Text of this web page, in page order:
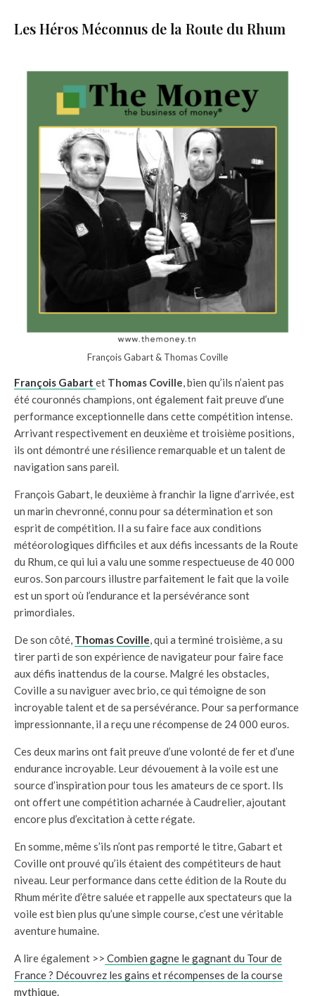
Les Héros Méconnus de la Route du Rhum
François Gabart & Thomas Coville
François Gabart et Thomas Coville , bien qu’ils n’aient pas
été couronnés champions, ont également fait preuve d’une
performance exceptionnelle dans cette compétition intense.
Arrivant respectivement en deuxième et troisième positions,
ils ont démontré une résilience remarquable et un talent de
navigation sans pareil.
François Gabart, le deuxième à franchir la ligne d’arrivée, est
un marin chevronné, connu pour sa détermination et son
esprit de compétition. Il a su faire face aux conditions
météorologiques difficiles et aux défis incessants de la Route
du Rhum, ce qui lui a valu une somme respectueuse de 40 000
euros. Son parcours illustre parfaitement le fait que la voile
est un sport où l’endurance et la persévérance sont
primordiales.
De son côté, Thomas Coville , qui a terminé troisième, a su
tirer parti de son expérience de navigateur pour faire face
aux défis inattendus de la course. Malgré les obstacles,
Coville a su naviguer avec brio, ce qui témoigne de son
incroyable talent et de sa persévérance. Pour sa performance
impressionnante, il a reçu une récompense de 24 000 euros.
Ces deux marins ont fait preuve d’une volonté de fer et d’une
endurance incroyable. Leur dévouement à la voile est une
source d’inspiration pour tous les amateurs de ce sport. Ils
ont offert une compétition acharnée à Caudrelier, ajoutant
encore plus d’excitation à cette régate.
En somme, même s’ils n’ont pas remporté le titre, Gabart et
Coville ont prouvé qu’ils étaient des compétiteurs de haut
niveau. Leur performance dans cette édition de la Route du
Rhum mérite d’être saluée et rappelle aux spectateurs que la
voile est bien plus qu’une simple course, c’est une véritable
aventure humaine.
A lire également >> Combien gagne le gagnant du Tour de
France ? Découvrez les gains et récompenses de la course
mythique.